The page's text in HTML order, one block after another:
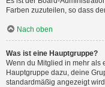
Farben zuzuteilen, so dass
Nach oben
Was ist eine Hauptgruppe?
Wenn du Mitglied in mehr als
Hauptgruppe dazu, deine
standardmäßig angezeigt